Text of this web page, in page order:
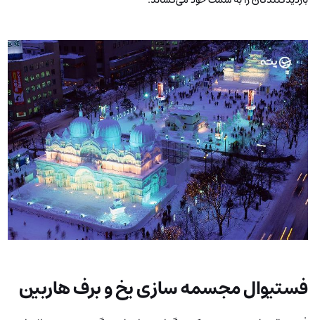
فستیوال مجسمه سازی یخ و برف هاربین